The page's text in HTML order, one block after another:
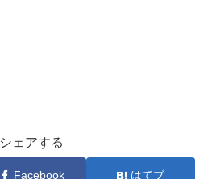
シェアする
Facebook はてブ